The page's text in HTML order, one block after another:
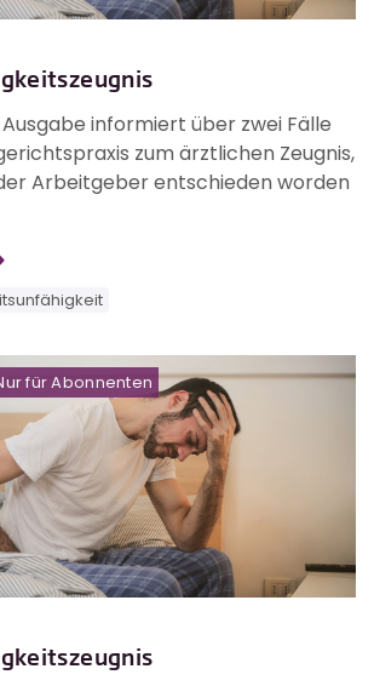
informiert über zwei Fälle
zum ärztlichen Zeugnis,
Arbeitgeber entschieden worden
für Abonnenten